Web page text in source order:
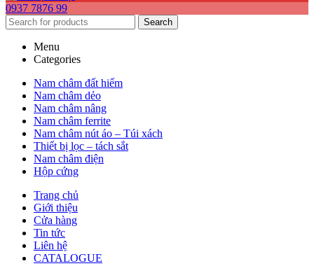
0937 7876 99
Search
Menu
Categories
Nam châm đất hiếm
Nam châm dẻo
Nam châm nâng
Nam châm ferrite
Nam châm nút áo – Túi xách
Thiết bị lọc – tách sắt
Nam châm điện
Hộp cứng
Trang chủ
Giới thiệu
Cửa hàng
Tin tức
Liên hệ
CATALOGUE